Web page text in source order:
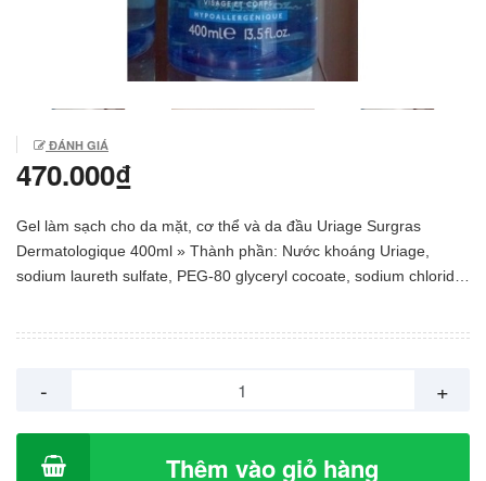
ĐÁNH GIÁ
470.000₫
Gel làm sạch cho da mặt, cơ thể và da đầu Uriage Surgras
Dermatologique 400ml » Thành phần: Nước khoáng Uriage,
sodium laureth sulfate, PEG-80 glyceryl cocoate, sodium chloride,
Dầu Surgras Liquide Dermatologique 400ml - Uriage với thành
phần dưỡng ẩm phù hợp với lớp lipid trên bề mặt da, mang lại
cảm giác dễ chịu cho da. Không chứa xà phòng, không chứa
- +
Thêm vào giỏ hàng